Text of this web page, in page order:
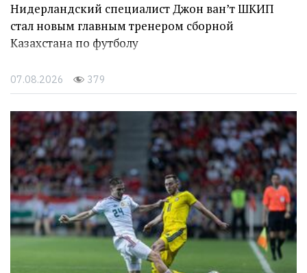
Нидерландский специалист Джон ван’т ШКИП
стал новым главным тренером сборной
Казахстана по футболу
07.08.2026 379